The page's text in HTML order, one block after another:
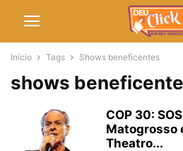
Início Tags Shows beneficentes
shows
COP 30:
Matogrosso
Theatro...